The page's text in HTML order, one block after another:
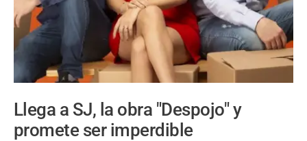
Llega a SJ, la obra "Despojo" y
promete ser imperdible